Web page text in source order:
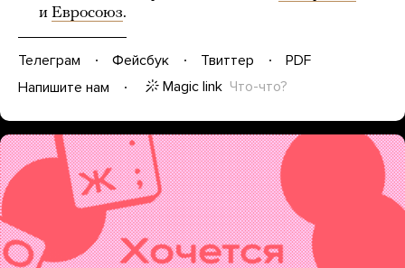
и Евросоюз.
Телеграм Фейсбук Твиттер
PDF
Напишите нам
Magic link Что-что?